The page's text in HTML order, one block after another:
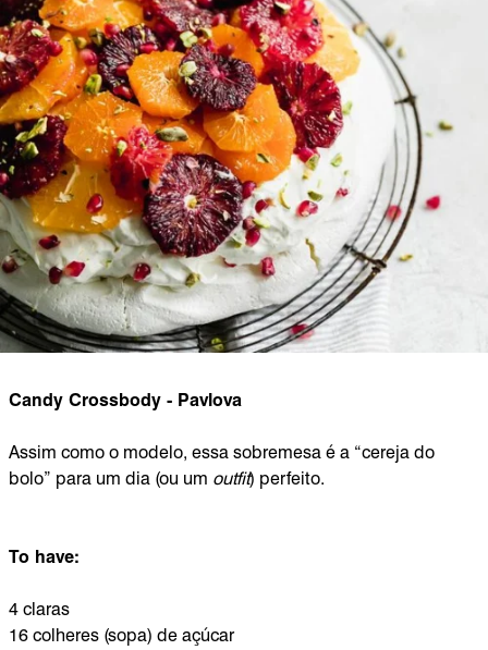
Candy Crossbody - Pavlova
Assim como o modelo, essa sobremesa é a “cereja do
bolo” para um dia (ou um outfit) perfeito.
To have:
4 claras
16 colheres (sopa) de açúcar